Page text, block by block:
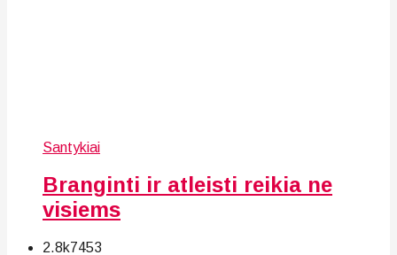
Santykiai
Branginti ir atleisti reikia ne
visiems
2.8k7453